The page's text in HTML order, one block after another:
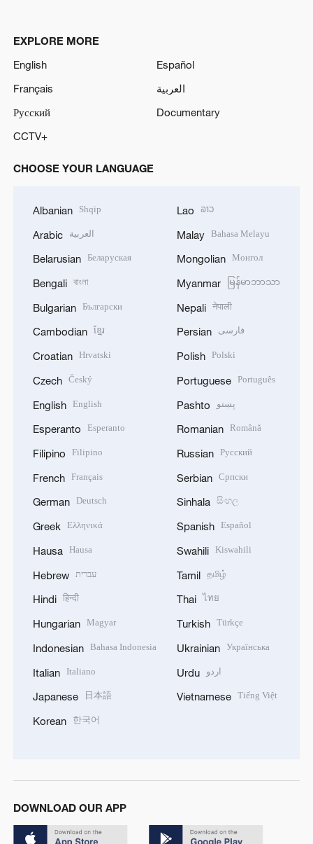
EXPLORE MORE
English
Español
Français
العربية
Русский
Documentary
CCTV+
CHOOSE YOUR LANGUAGE
Albanian Shqip
Arabic العربية
Belarusian Беларуская
Bengali বাংলা
Bulgarian Български
Cambodian ខ្មែរ
Croatian Hrvatski
Czech Český
English English
Esperanto Esperanto
Filipino Filipino
French Français
German Deutsch
Greek Ελληνικά
Hausa Hausa
Hebrew עברית
Hindi हिन्दी
Hungarian Magyar
Indonesian Bahasa Indonesia
Italian Italiano
Japanese 日本語
Korean 한국어
Lao ລາວ
Malay Bahasa Melayu
Mongolian Монгол
Myanmar မြန်မာဘာသာ
Nepali नेपाली
Persian فارسی
Polish Polski
Portuguese Português
Pashto پښتو
Romanian Română
Russian Русский
Serbian Српски
Sinhala සිංහල
Spanish Español
Swahili Kiswahili
Tamil தமிழ்
Thai ไทย
Turkish Türkçe
Ukrainian Українська
Urdu اردو
Vietnamese Tiếng Việt
DOWNLOAD OUR APP